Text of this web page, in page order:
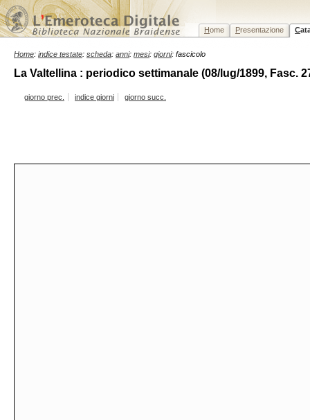
Home Presentazione C
Home: indice testate: scheda: anni: mesi: giorni: fascicolo
La Valtellina : periodico settimanale (08/lug/1899, Fasc.
giorno prec. indice giorni giorno succ.